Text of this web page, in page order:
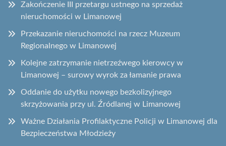
Zakończenie III przetargu ustnego na sprzedaż
nieruchomości w Limanowej
Przekazanie nieruchomości na rzecz Muzeum
Regionalnego w Limanowej
Kolejne zatrzymanie nietrzeźwego kierowcy w
Limanowej – surowy wyrok za łamanie prawa
Oddanie do użytku nowego bezkolizyjnego
skrzyżowania przy ul. Źródlanej w Limanowej
Ważne Działania Profilaktyczne Policji w Limanowej dla
Bezpieczeństwa Młodzieży